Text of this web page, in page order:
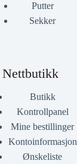
Putter
Sekker
Nettbutikk
Butikk
Kontrollpanel
Mine bestillinger
Kontoinformasjon
Ønskeliste